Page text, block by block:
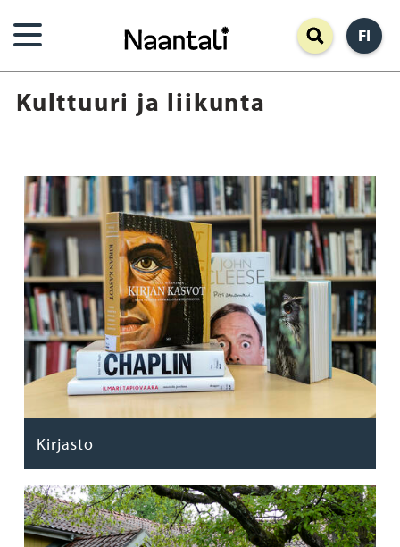
pääsisältöön
FI
Kulttuuri ja liikunta
Kirjasto